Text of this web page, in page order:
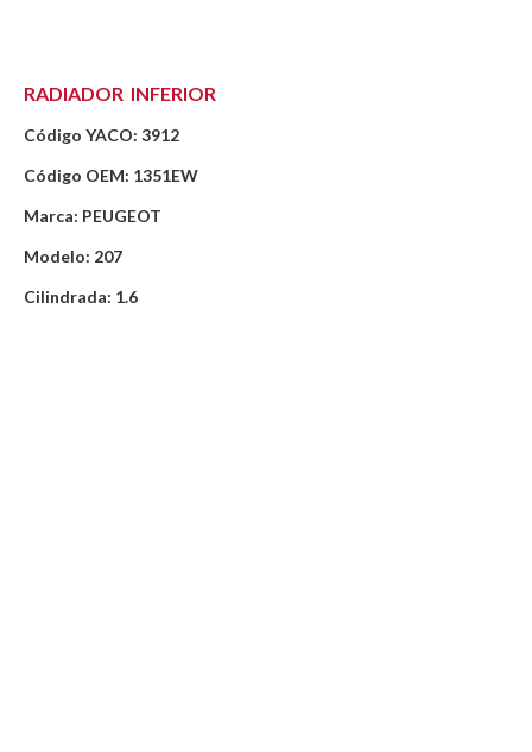
RADIADOR INFERIOR
Código YACO: 3912
Código OEM: 1351EW
Marca: PEUGEOT
Modelo: 207
Cilindrada: 1.6